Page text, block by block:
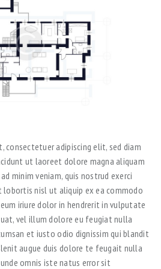
consectetuer adipiscing elit, sed diam
ut laoreet dolore magna aliquam
minim veniam, quis nostrud exerci
nisl ut aliquip ex ea commodo
iriure dolor in hendrerit in vulputate
vel illum dolore eu feugiat nulla
et iusto odio dignissim qui blandit
augue duis dolore te feugait nulla
omnis iste natus error sit